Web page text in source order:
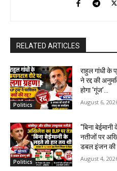
RELATED ARTICLES
Politics
राहुल गांधी के
ने रद्द की
होगा ‘गूंज’...
August 6,
Politics
“बिना
नतीजों पर
डबल इंजन की
August 4,